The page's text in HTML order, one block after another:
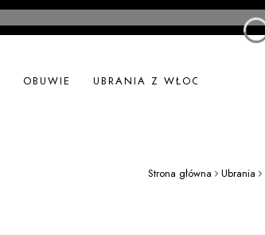
OBUWIE UBRANIA Z WŁOCH
Strona główna Ubrania